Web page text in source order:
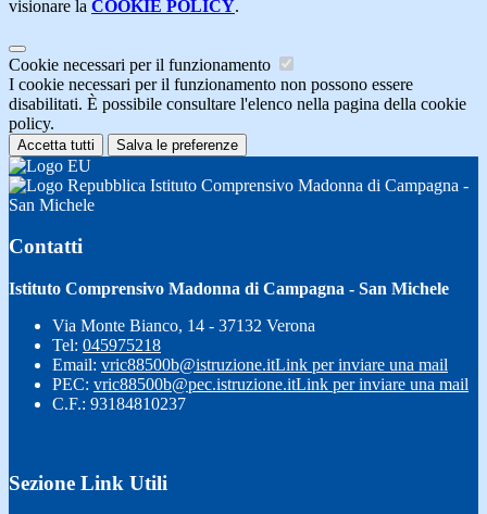
visionare la COOKIE POLICY.
Cookie necessari per il funzionamento
I cookie necessari per il funzionamento non possono essere
disabilitati. È possibile consultare l'elenco nella pagina della cookie
policy.
Accetta tutti Salva le preferenze
Istituto Comprensivo Madonna di Campagna -
San Michele
Contatti
Istituto Comprensivo Madonna di Campagna - San Michele
Via Monte Bianco, 14 - 37132 Verona
Tel: 045975218
Email: vric88500b@istruzione.itLink per inviare una mail
PEC: vric88500b@pec.istruzione.itLink per inviare una mail
C.F.: 93184810237
Sezione Link Utili